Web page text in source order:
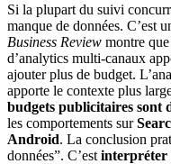
Si la plupart du suivi
manque de données. C’est
Business Review montre
d’analytics multi-canaux
ajouter plus de budget.
apporte le contexte plus
budgets publicitaires sont
les comportements sur
Android. La conclusion
données”. C’est interpréter